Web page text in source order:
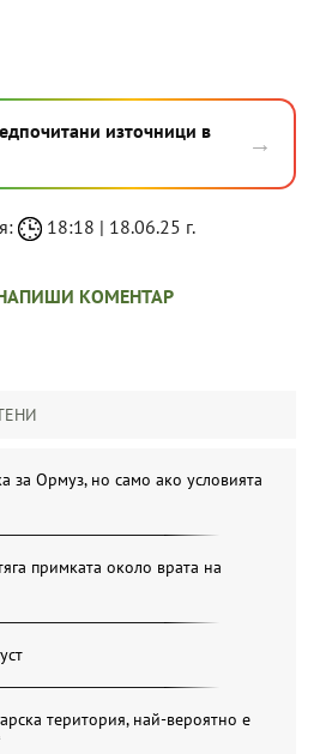
източници в
→
18:18 | 18.06.25 г.
КОМЕНТАР
за Ормуз, но само ако условията
примката около врата на
територия, най-вероятно е